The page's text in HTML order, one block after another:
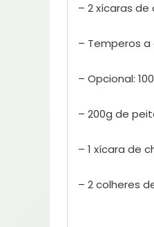
– 2 xícaras
– Temperos a
– Opcional:
– 200g de
– 1 xícara de
– 2 colheres